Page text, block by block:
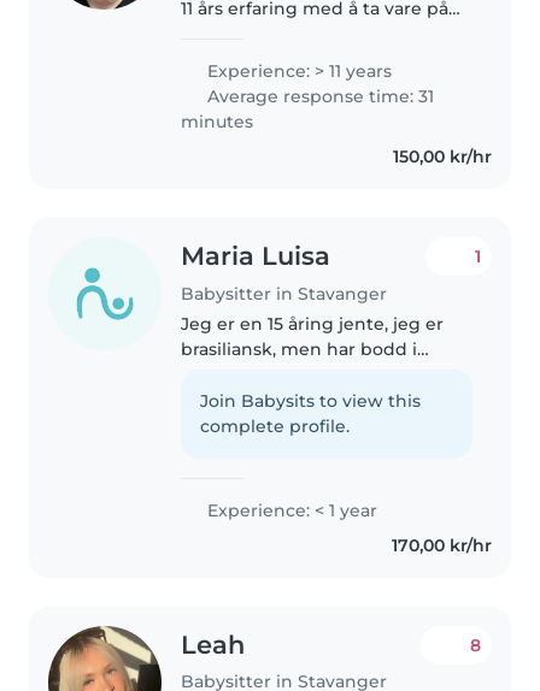
11 års erfaring med å ta vare på
ansvarlig, kreativ og vennlig, og
jeg elsker å lese for barn. Jeg er
komfortabel med..
Experience: > 11 years
Average response time: 31
minutes
150,00 kr/hr
Maria Luisa
Babysitter in Stavanger
1
Jeg er en 15 åring jente, jeg er
brasiliansk, men har bodd i
flytende norsk, portugisisk og
engelsk. Jeg elsker barn og
Join Babysits to view this
complete profile.
Experience: < 1 year
170,00 kr/hr
Leah️
Babysitter in Stavanger
8